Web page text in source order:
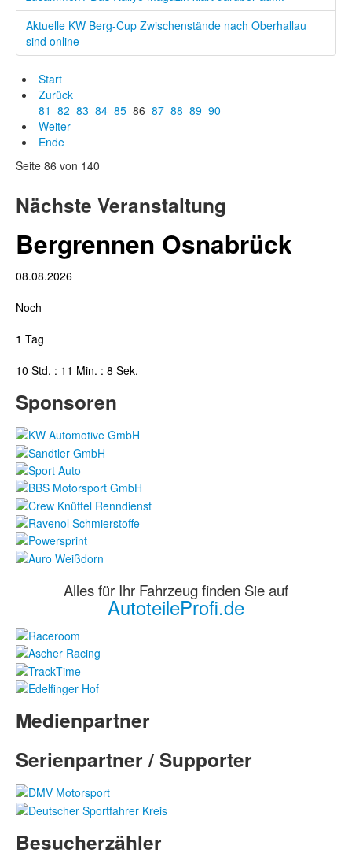
Aktuelle KW Berg-Cup Zwischenstände nach Oberhallau
sind online
Start
Zurück
81 82 83 84 85 86 87 88 89 90
Weiter
Ende
Seite 86 von 140
Nächste Veranstaltung
Bergrennen Osnabrück
08.08.2026
Noch
1 Tag
10 Std. : 11 Min. : 7 Sek.
Sponsoren
Alles für Ihr Fahrzeug finden Sie auf
AutoteileProfi.de
Medienpartner
Serienpartner / Supporter
Besucherzähler